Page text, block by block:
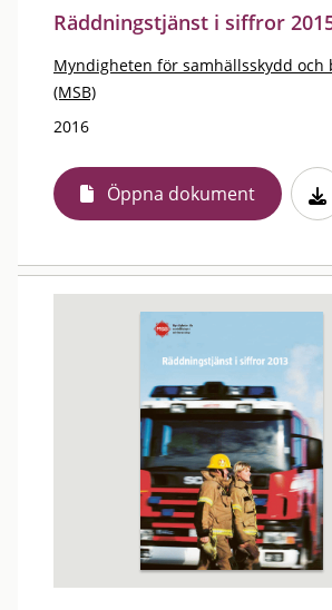
Räddningstjänst i siffror
Myndigheten för samhällsskydd och
(MSB)
2016
Öppna dokument